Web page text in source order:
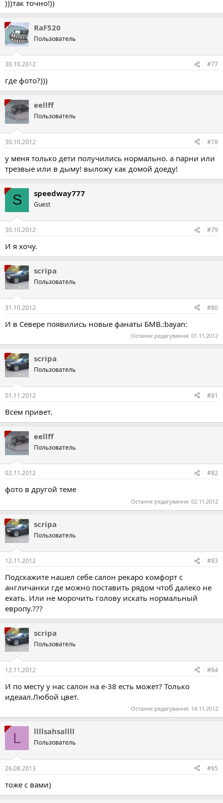
)))так точно!))
RaF520
Пользователь
30.10.2012 #77
где фото?)))
eellff
Пользователь
30.10.2012 #78
у меня только дети получились нормально. а парни или
трезвые или в дыму! выложу как домой доеду!
S speedway777
Guest
30.10.2012 #79
И я хочу.
scripa
Пользователь
31.10.2012 #80
И в Севере появились новые фанаты БМВ.:bayan:
Останнє редагування: 01.11.2012
scripa
Пользователь
01.11.2012 #81
Всем привет.
eellff
Пользователь
02.11.2012 #82
фото в другой теме
Останнє редагування: 02.11.2012
scripa
Пользователь
12.11.2012 #83
Подскажите нашел себе салон рекаро комфорт с
англичанки где можно поставить рядом чтоб далеко не
ехать. Или не морочить голову искать нормальный
европу.???
scripa
Пользователь
12.11.2012 #84
И по месту у нас салон на е-38 есть может? Только
идеаал.Любой цвет.
Останнє редагування: 14.11.2012
L llllsahsallll
Пользователь
26.08.2013 #85
тоже с вами)